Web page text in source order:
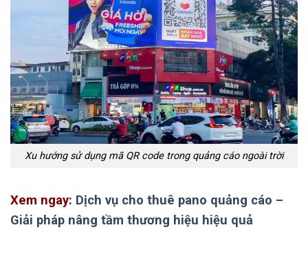
Xu hướng sử dụng mã QR code trong quảng cáo ngoài trời
Xem ngay: Dịch vụ cho thuê pano quảng cáo –
Giải pháp nâng tầm thương hiệu hiệu quả